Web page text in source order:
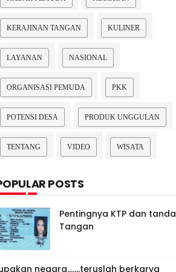
KERAJINAN TANGAN KULINER
LAYANAN NASIONAL
ORGANISASI PEMUDA PKK
POTENSI DESA PRODUK UNGGULAN
TENTANG VIDEO WISATA
POSTS
Pentingnya KTP dan tanda
Tangan
negara.......teruslah berkarya